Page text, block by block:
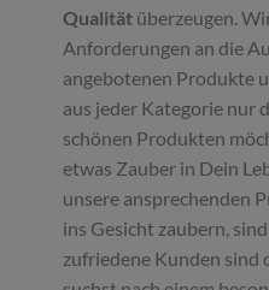
Qualität überzeugen.
Anforderungen an die
angebotenen Produkte
aus jeder Kategorie nur
schönen Produkten
etwas Zauber in Dein
unsere ansprechenden
ins Gesicht zaubern,
zufriedene Kunden sind